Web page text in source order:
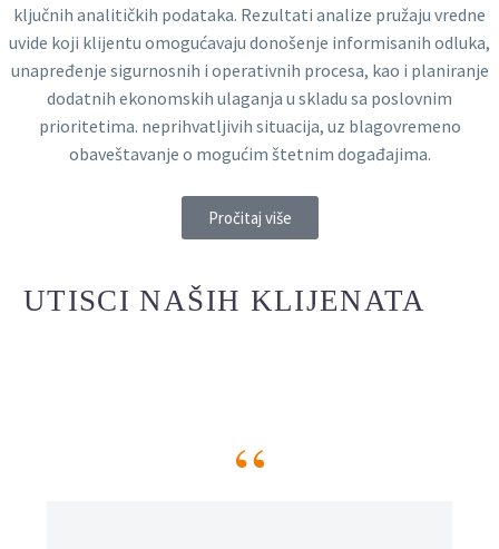
ključnih analitičkih podataka. Rezultati analize pružaju vredne
uvide koji klijentu omogućavaju donošenje informisanih odluka,
unapređenje sigurnosnih i operativnih procesa, kao i planiranje
dodatnih ekonomskih ulaganja u skladu sa poslovnim
prioritetima. neprihvatljivih situacija, uz blagovremeno
obaveštavanje o mogućim štetnim događajima.
Pročitaj više
UTISCI NAŠIH KLIJENATA
“